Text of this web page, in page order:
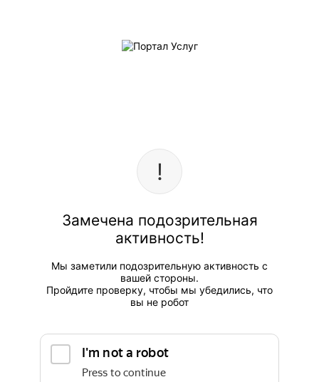
Замечена подозрительная
активность!
Мы заметили подозрительную активность с
вашей стороны.
Пройдите проверку, чтобы мы убедились, что
вы не робот